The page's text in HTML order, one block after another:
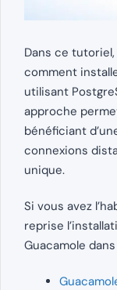
Dans ce
comment
utilisant
approche
bénéficiant
connexions
unique.
Si vous avez
reprise
Guacamole